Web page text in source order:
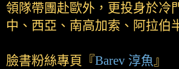
領隊帶團赴歐外，更投身於冷
中、西亞、南高加索、阿拉伯
臉書粉絲專頁『Barev 淳魚』